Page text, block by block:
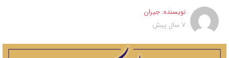
نویسنده: جیران
7 سال پیش